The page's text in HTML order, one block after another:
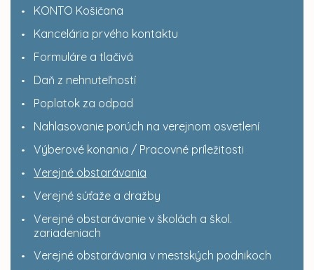
KONTO Košičana
Kancelária prvého kontaktu
Formuláre a tlačivá
Daň z nehnuteľností
Poplatok za odpad
Nahlasovanie porúch na verejnom osvetlení
Výberové konania / Pracovné príležitosti
Verejné obstarávania
Verejné súťaže a dražby
Verejné obstarávanie v školách a škol.
zariadeniach
Verejné obstarávania v mestských podnikoch